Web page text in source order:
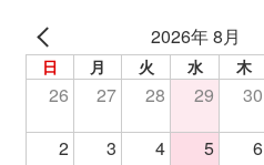
2026年 8月
日 月 火 水 木
26 27 28 29 30
2 3 4 5 6